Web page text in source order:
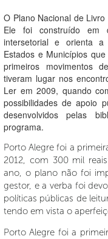
O Plano Nacional de
Ele foi construído em
intersetorial e orienta a
Estados e Municípios
primeiros movimentos
tiveram lugar nos
Ler em 2009, quando
possibilidades de apoio
desenvolvidos pelas
programa.
Porto Alegre foi a
2012, com 300 mil
ano, o plano não foi
gestor, e a verba foi
políticas públicas de
tendo em vista o
Porto Alegre foi a